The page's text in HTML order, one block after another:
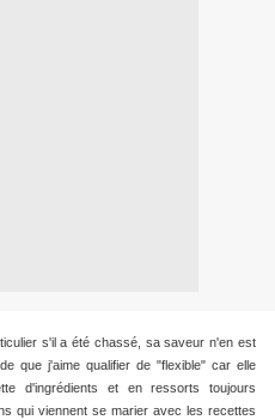
s'il a été chassé, sa saveur n'en est
que j'aime qualifier de "flexible" car elle
d'ingrédients et en ressorts toujours
qui viennent se marier avec les recettes